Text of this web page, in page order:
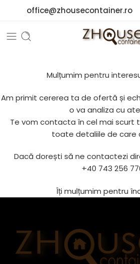
office@zhousecontainer.ro
Mulțumim pentru
Am primit cererea ta de ofertă și
o va analiza cu
Te vom contacta în cel mai scurt
toate detaliile de care
Dacă dorești să ne contactezi
+40 743 256
Îți mulțumim pentru